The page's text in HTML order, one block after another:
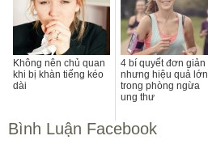
Không nên chủ quan
khi bị khàn tiếng kéo
dài
4 bí quyết đơn giản
nhưng hiệu quả lớn
trong phòng ngừa
ung thư
Bình Luận Facebook